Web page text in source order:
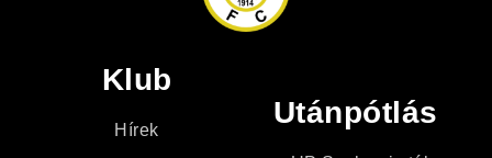
Klub
Hírek
Utánpótlás